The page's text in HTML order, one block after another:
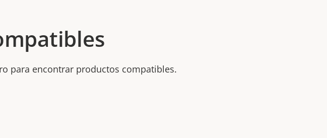
para encontrar productos compatibles.